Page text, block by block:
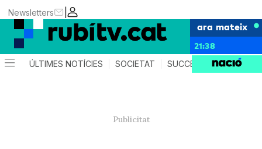
|
Newsletters
ara mateix
21:38
ÚLTIMES NOTÍCIES SOCIETAT SUCCESSOS